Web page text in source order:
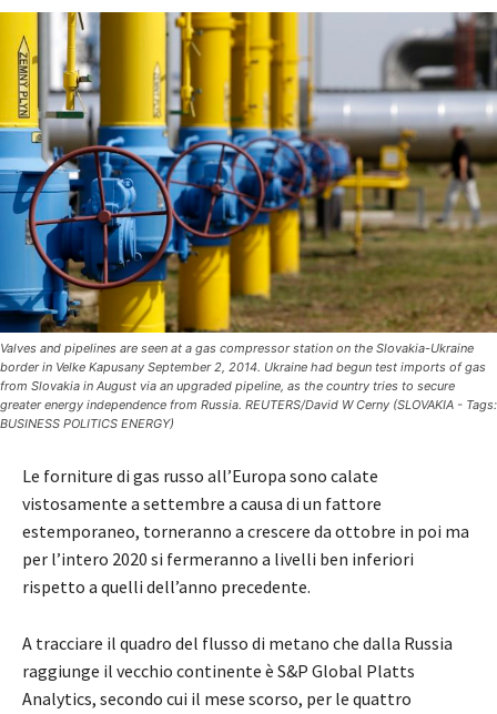
Valves and pipelines are seen at a gas compressor station on the Slovakia-Ukraine
border in Velke Kapusany September 2, 2014. Ukraine had begun test imports of gas
from Slovakia in August via an upgraded pipeline, as the country tries to secure
greater energy independence from Russia. REUTERS/David W Cerny (SLOVAKIA - Tags:
BUSINESS POLITICS ENERGY)
Le forniture di gas russo all’Europa sono calate
vistosamente a settembre a causa di un fattore
estemporaneo, torneranno a crescere da ottobre in poi ma
per l’intero 2020 si fermeranno a livelli ben inferiori
rispetto a quelli dell’anno precedente.
A tracciare il quadro del flusso di metano che dalla Russia
raggiunge il vecchio continente è S&P Global Platts
Analytics, secondo cui il mese scorso, per le quattro